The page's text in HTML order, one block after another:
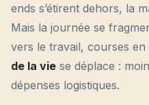
ends s’étirent dehors, la
Mais la journée se
vers le travail, courses
de la vie se déplace :
dépenses logistiques.